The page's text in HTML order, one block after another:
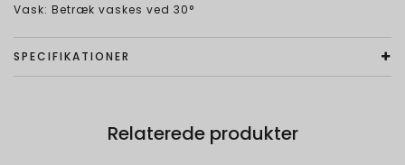
Vask: Betræk vaskes ved 30°
SPECIFIKATIONER
Relaterede produkter